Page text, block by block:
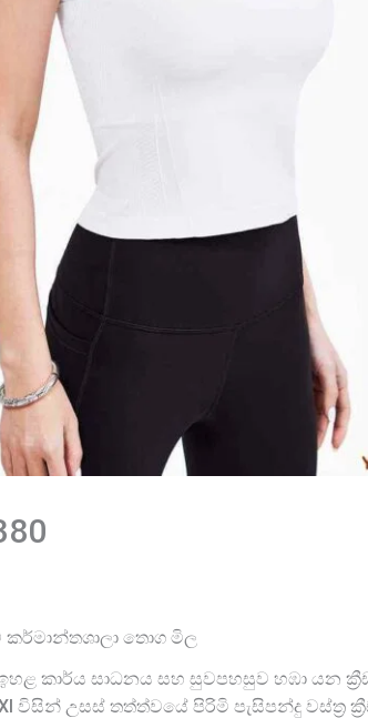
කර්මාන්තශාලා තොග මිල
ඉහළ කාර්ය සාධනය සහ සුවපහසුව හඹා යන
උසස් තත්ත්වයේ පිරිමි පැසිපන්දු වස්ත්‍ර